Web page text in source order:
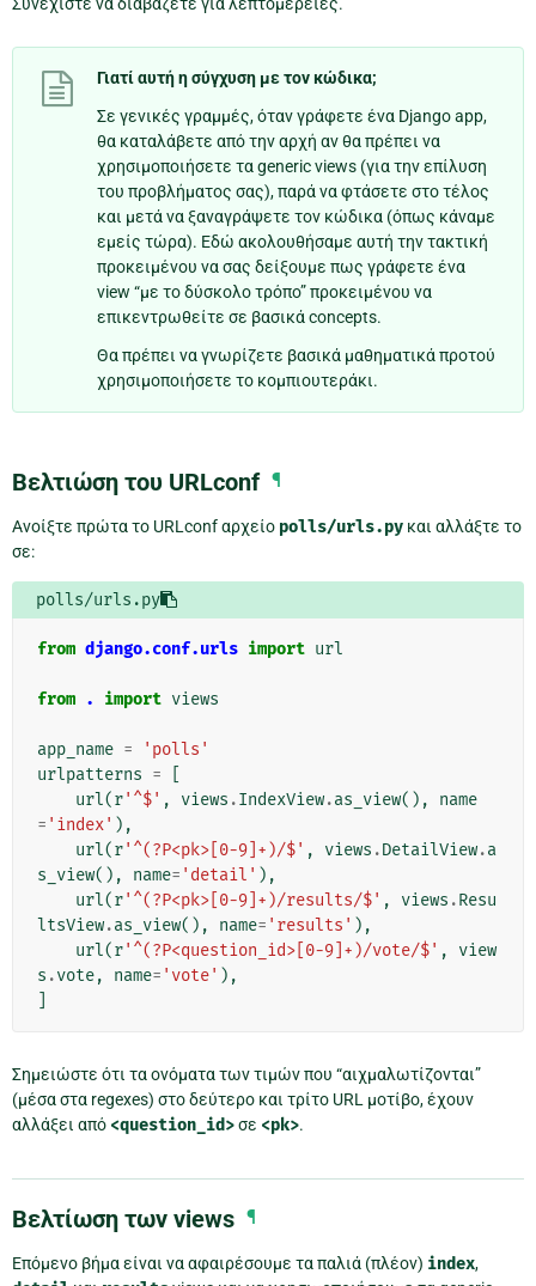
Γιατί αυτή η σύγχυση με τον κώδικα;
Σε γενικές γραμμές, όταν γράφετε ένα Django app,
θα καταλάβετε από την αρχή αν θα πρέπει να
χρησιμοποιήσετε τα generic views (για την επίλυση
του προβλήματος σας), παρά να φτάσετε στο τέλος
και μετά να ξαναγράψετε τον κώδικα (όπως κάναμε
εμείς τώρα). Εδώ ακολουθήσαμε αυτή την τακτική
προκειμένου να σας δείξουμε πως γράφετε ένα
view “με το δύσκολο τρόπο” προκειμένου να
επικεντρωθείτε σε βασικά concepts.
Θα πρέπει να γνωρίζετε βασικά μαθηματικά προτού
χρησιμοποιήσετε το κομπιουτεράκι.
Βελτιώση του URLconf ¶
Ανοίξτε πρώτα το URLconf αρχείο polls/urls.py και αλλάξτε το
σε:
polls/urls.py
from django.conf.urls import url
from . import views
app_name =
'polls'
urlpatterns =
url(r'^$' , views .IndexView.as_view(),
name
= 'index' ),
url(r'^(?P<pk>[0-9]+)/$' , views .DetailView.a
s_view(), name= 'detail' ),
url(r'^(?P<pk>[0-9]+)/results/$' , views .Resu
ltsView.as_view(), name= 'results' ),
url(r'^(?P<question_id>[0-9]+)/vote/$' ,
view
s .vote, name= 'vote' ),
Σημειώστε ότι τα ονόματα των τιμών που “αιχμαλωτίζονται”
(μέσα στα regexes) στο δεύτερο και τρίτο URL μοτίβο, έχουν
αλλάξει από <question_id>σε <pk>.
Βελτίωση των views ¶
Επόμενο βήμα είναι να αφαιρέσουμε τα παλιά (πλέον) index,